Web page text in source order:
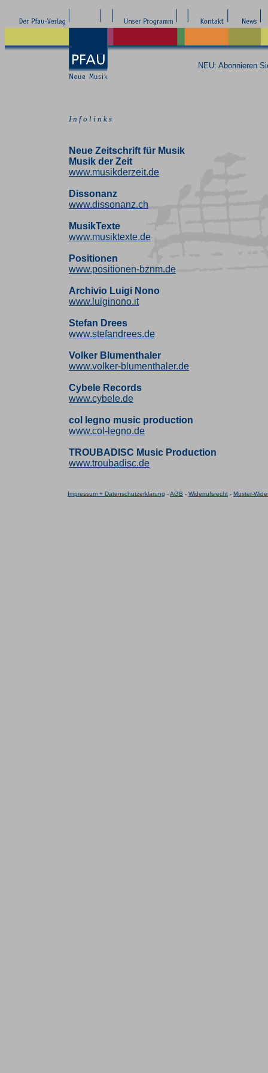
NEU: Abonnieren
I n f o l i n k s
Neue Zeitschrift für Musik
Musik der Zeit
www.musikderzeit.de
Dissonanz
www.dissonanz.ch
MusikTexte
www.musiktexte.de
Positionen
www.positionen-bznm.de
Archivio Luigi Nono
www.luiginono.it
Stefan Drees
www.stefandrees.de
Volker Blumenthaler
www.volker-blumenthaler.de
Cybele Records
www.cybele.de
col legno music production
www.col-legno.de
TROUBADISC Music Production
www.troubadisc.de
Impressum + Datenschutzerklärung -AGB - Widerrufsrecht - Muster-